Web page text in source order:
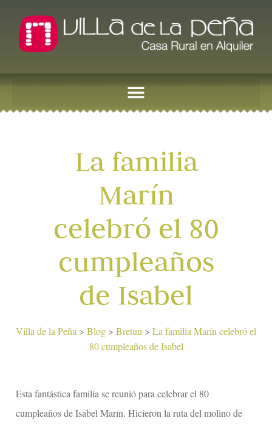
La familia
Marín
celebró el 80
cumpleaños
de Isabel
Villa de la Peña > Blog > Bretun > La familia Marín celebró el
80 cumpleaños de Isabel
Esta fantástica familia se reunió para celebrar el 80
cumpleaños de Isabel Marín. Hicieron la ruta del molino de